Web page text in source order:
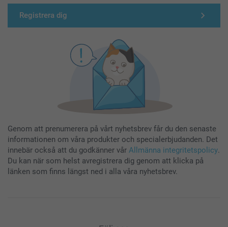
Registrera dig
Genom att prenumerera på vårt nyhetsbrev får du den senaste
informationen om våra produkter och specialerbjudanden. Det
innebär också att du godkänner vår Allmänna integritetspolicy.
Du kan när som helst avregistrera dig genom att klicka på
länken som finns längst ned i alla våra nyhetsbrev.